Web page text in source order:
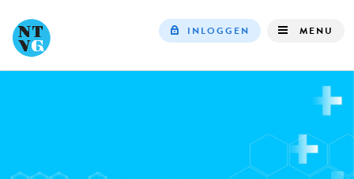
navigation
INLOGGEN MENU